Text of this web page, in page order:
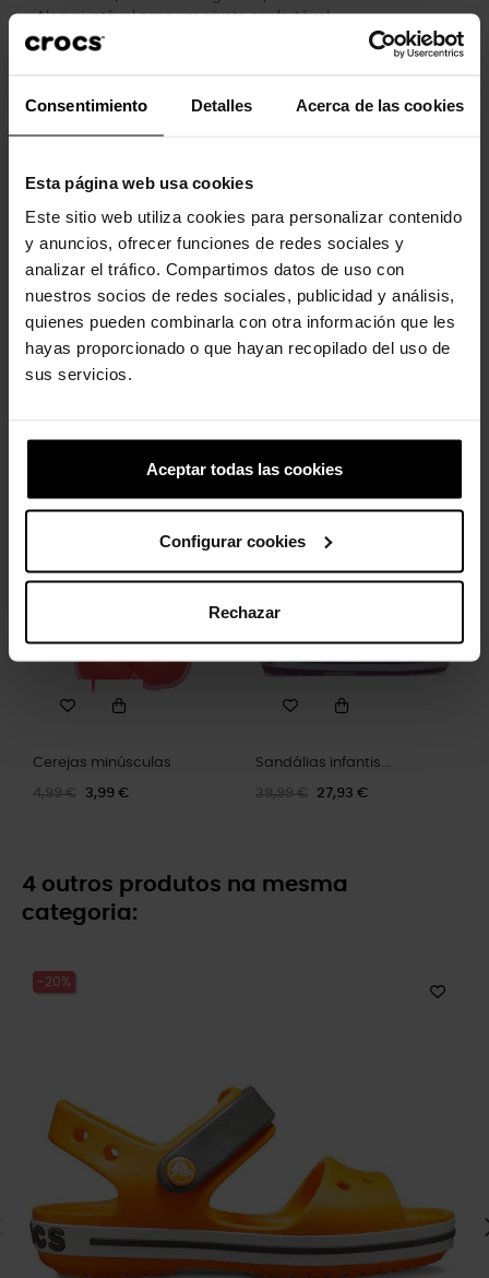
Consentimiento Detalles Acerca de las cookies
Esta página web usa cookies
Este sitio web utiliza cookies para personalizar contenido
y anuncios, ofrecer funciones de redes sociales y
analizar el tráfico. Compartimos datos de uso con
nuestros socios de redes sociales, publicidad y análisis,
quienes pueden combinarla con otra información que les
hayas proporcionado o que hayan recopilado del uso de
sus servicios.
Aceptar todas las cookies
Configurar cookies
Rechazar
Alça ajustável para um ajuste confortável.
Iconic Crocs Comfort™: Leve. Flexível. Conforto a 360 graus.
produto também compraram:
-20%
Cerejas minúsculas
4,99 € 3,99 €
Sandálias infantis...
39,99 € 27,93 €
4 outros produtos na mesma
categoria:
-20%